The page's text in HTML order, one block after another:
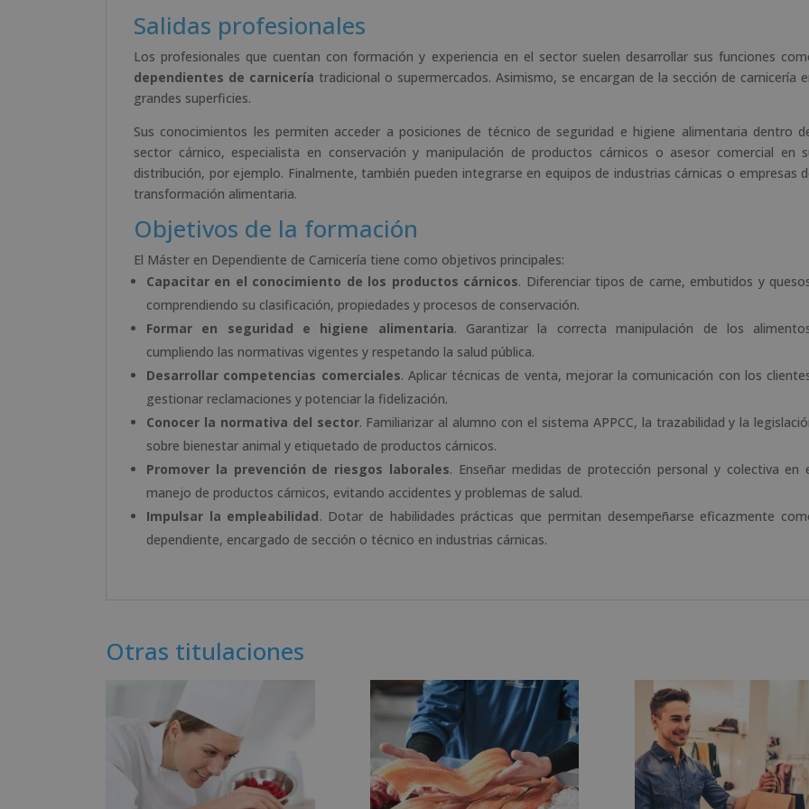
Salidas profesionales
Los profesionales que cuentan con formación y experiencia en el sector suelen desarrollar sus funciones
dependientes de carnicería tradicional o supermercados. Asimismo, se encargan de la sección de carnicería
grandes superficies.
Sus conocimientos les permiten acceder a posiciones de técnico de seguridad e higiene alimentaria dentro
sector cárnico, especialista en conservación y manipulación de productos cárnicos o asesor comercial en
distribución, por ejemplo. Finalmente, también pueden integrarse en equipos de industrias cárnicas o empresas
transformación alimentaria.
Objetivos de la formación
El Máster en Dependiente de Carnicería tiene como objetivos principales:
Capacitar en el conocimiento de los productos cárnicos. Diferenciar tipos de carne, embutidos y
comprendiendo su clasificación, propiedades y procesos de conservación.
Formar en seguridad e higiene alimentaria. Garantizar la correcta manipulación de los
cumpliendo las normativas vigentes y respetando la salud pública.
Desarrollar competencias comerciales. Aplicar técnicas de venta, mejorar la comunicación con los
gestionar reclamaciones y potenciar la fidelización.
Conocer la normativa del sector. Familiarizar al alumno con el sistema APPCC, la trazabilidad y la
sobre bienestar animal y etiquetado de productos cárnicos.
Promover la prevención de riesgos laborales. Enseñar medidas de protección personal y colectiva en
manejo de productos cárnicos, evitando accidentes y problemas de salud.
Impulsar la empleabilidad. Dotar de habilidades prácticas que permitan desempeñarse eficazmente
dependiente, encargado de sección o técnico en industrias cárnicas.
Otras titulaciones